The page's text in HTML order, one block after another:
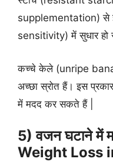
supplementation) से
sensitivity) में सुधार हो
कच्चे केले (unripe
अच्छा स्रोत हैं। इस
में मदद कर सकते हैं |
5) वजन घटाने में
Weight Loss